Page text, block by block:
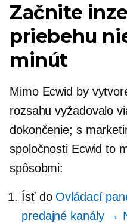
Začnite
priebehu
minút
Mimo Ecwid by
rozsahu vyžadovalo
dokončenie; s
spoločnosti Ecwid to
spôsobmi:
Ísť do Ovládací
predajné kanály →